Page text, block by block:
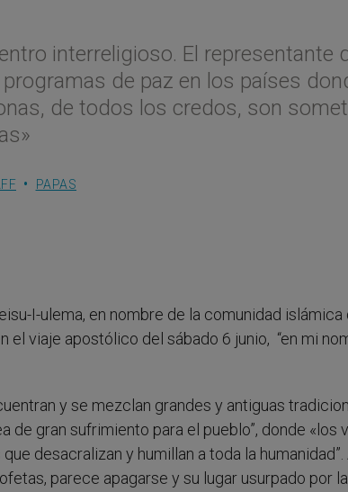
interreligioso. El representante
de paz en los países
de todos los credos, son
PAPAS
I-ulema, en nombre de la comunidad
el viaje apostólico del sábado 6 junio, “en mi
y se mezclan grandes y antiguas
de gran sufrimiento para el pueblo”, donde «los
desacralizan y humillan a toda la
parece apagarse y su lugar usurpado por